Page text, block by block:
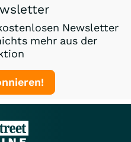
Newsletter
mehr aus der